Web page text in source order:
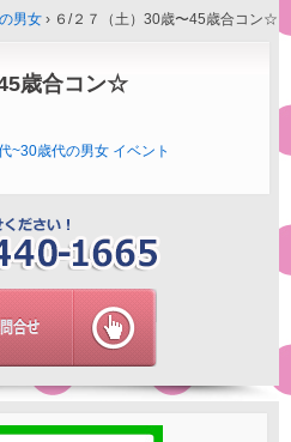
男女 › ６/２７（土）30歳〜45歳合コン☆
歳合コン☆
~30歳代の男女 イベント